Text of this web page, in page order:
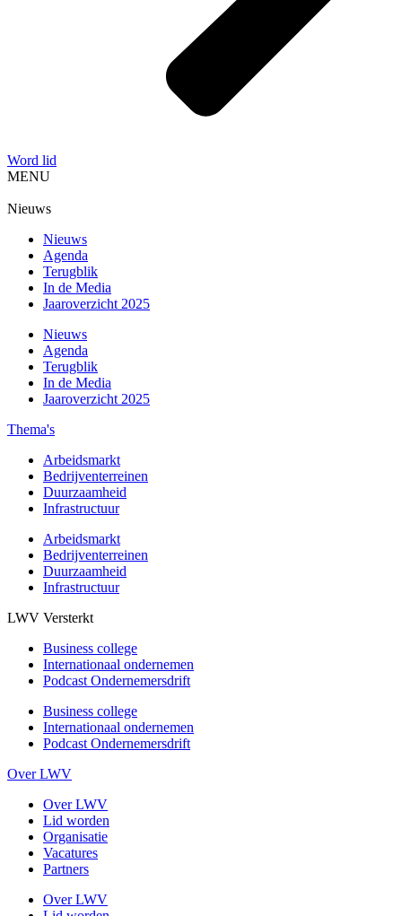
Word lid
MENU
Nieuws
Nieuws
Agenda
Terugblik
In de Media
Jaaroverzicht 2025
Nieuws
Agenda
Terugblik
In de Media
Jaaroverzicht 2025
Thema's
Arbeidsmarkt
Bedrijventerreinen
Duurzaamheid
Infrastructuur
Arbeidsmarkt
Bedrijventerreinen
Duurzaamheid
Infrastructuur
LWV Versterkt
Business college
Internationaal ondernemen
Podcast Ondernemersdrift
Business college
Internationaal ondernemen
Podcast Ondernemersdrift
Over LWV
Over LWV
Lid worden
Organisatie
Vacatures
Partners
Over LWV